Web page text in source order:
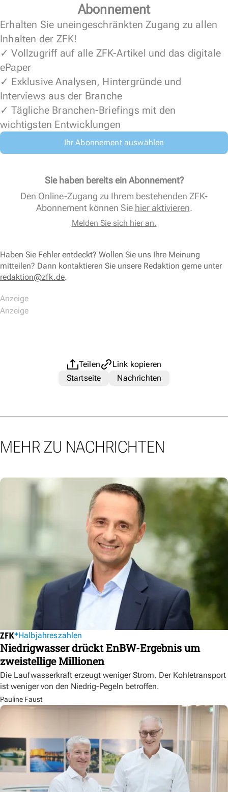
Abonnement
Erhalten Sie uneingeschränkten Zugang zu allen
Inhalten der ZFK!
✓ Vollzugriff auf alle ZFK-Artikel und das digitale
ePaper
✓ Exklusive Analysen, Hintergründe und
Interviews aus der Branche
✓ Tägliche Branchen-Briefings mit den
wichtigsten Entwicklungen
Ihr Abonnement auswählen
Sie haben bereits ein Abonnement?
Den Online-Zugang zu Ihrem bestehenden ZFK-
Abonnement können Sie hier aktivieren.
Melden Sie sich hier an.
Haben Sie Fehler entdeckt? Wollen Sie uns Ihre Meinung
mitteilen? Dann kontaktieren Sie unsere Redaktion gerne unter
redaktion@zfk.de.
Teilen
Link kopieren
Startseite
Nachrichten
MEHR ZU NACHRICHTEN
Halbjahreszahlen
Niedrigwasser drückt EnBW-Ergebnis um
zweistellige Millionen
Die Laufwasserkraft erzeugt weniger Strom. Der Kohletransport
ist weniger von den Niedrig-Pegeln betroffen.
Pauline Faust